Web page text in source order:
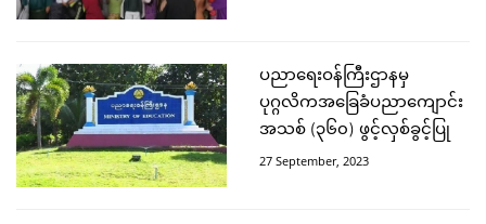
ပညာရေးဝန်ကြီးဌာနမှ
ပုဂ္ဂလိကအခြေခံပညာကျောင်း
အသစ် (၃၆၀) ဖွင့်လှစ်ခွင့်ပြု
27 September, 2023